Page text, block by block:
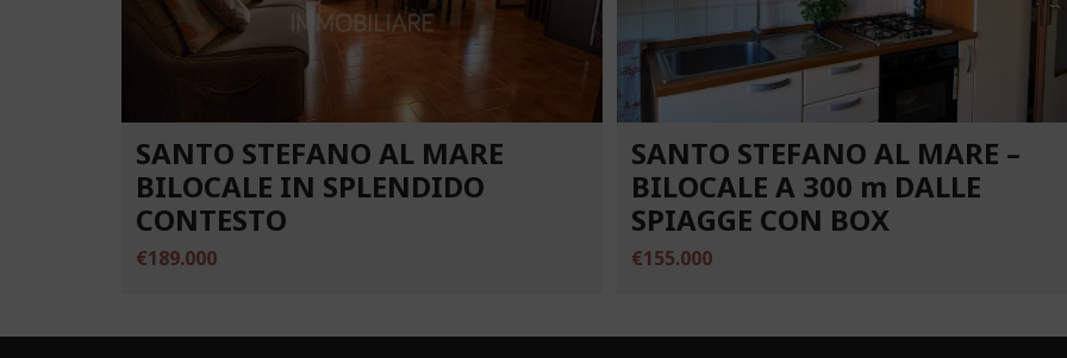
SANTO STEFANO AL MARE
BILOCALE IN SPLENDIDO
CONTESTO
€189.000
SANTO STEFANO AL MARE –
BILOCALE A 300 m DALLE
SPIAGGE CON BOX
€155.000